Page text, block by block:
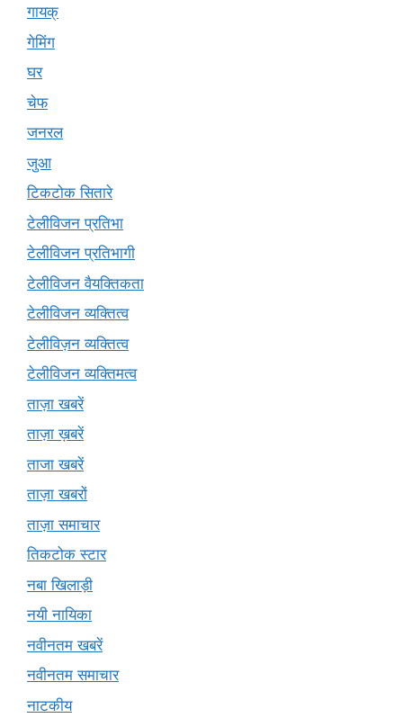
गायक्
गेमिंग
घर
चेफ
जनरल
जुआ
टिकटोक सितारे
टेलीविजन प्रतिभा
टेलीविजन प्रतिभागी
टेलीविजन वैयक्तिकता
टेलीविजन व्यक्तित्व
टेलीविज़न व्यक्तित्व
टेलीविजन व्यक्तिमत्व
ताज़ा खबरें
ताज़ा ख़बरें
ताजा खबरें
ताज़ा खबरों
ताज़ा समाचार
तिकटोक स्टार
नबा खिलाड़ी
नयी नायिका
नवीनतम खबरें
नवीनतम समाचार
नाटकीय